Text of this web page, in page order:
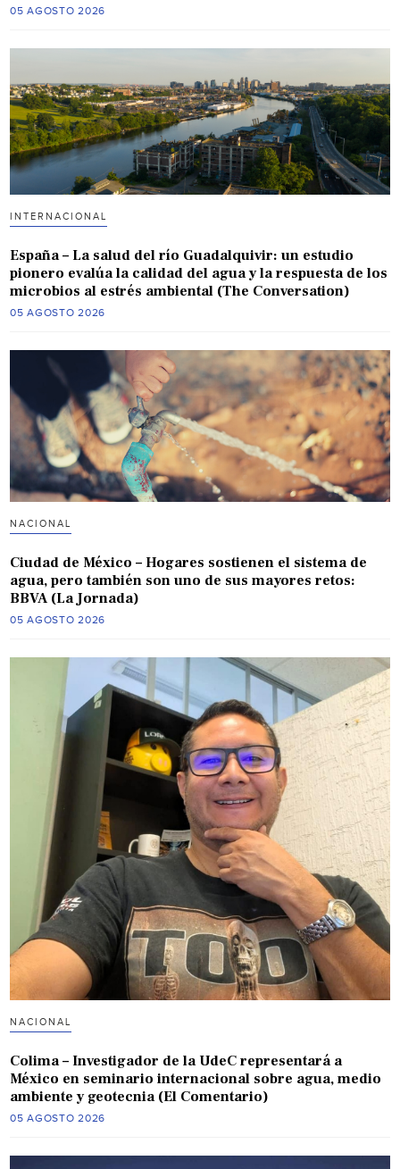
05 AGOSTO 2026
INTERNACIONAL
España – La salud del río Guadalquivir: un estudio
pionero evalúa la calidad del agua y la respuesta de los
microbios al estrés ambiental (The Conversation)
05 AGOSTO 2026
NACIONAL
Ciudad de México – Hogares sostienen el sistema de
agua, pero también son uno de sus mayores retos:
BBVA (La Jornada)
05 AGOSTO 2026
NACIONAL
Colima – Investigador de la UdeC representará a
México en seminario internacional sobre agua, medio
ambiente y geotecnia (El Comentario)
05 AGOSTO 2026